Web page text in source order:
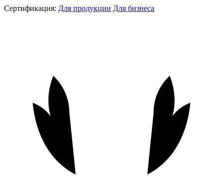
Сертификация: Для продукции Для бизнеса